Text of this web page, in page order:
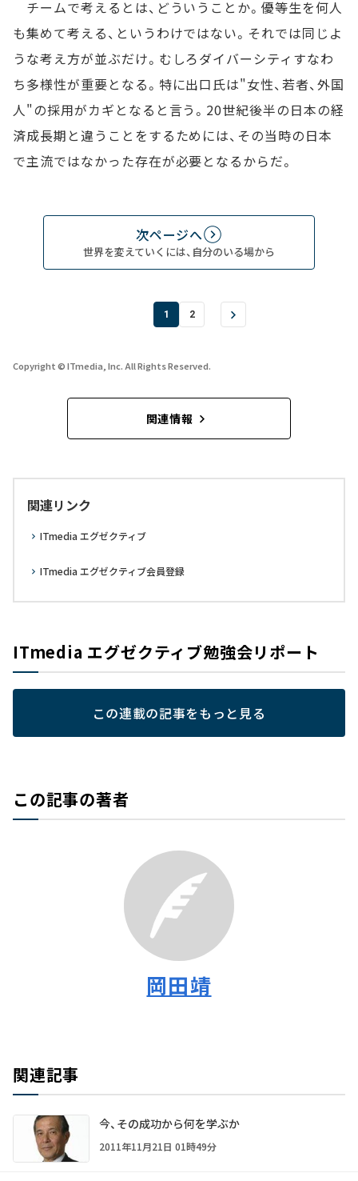
チームで考えるとは、どういうことか。優等生を何人
も集めて考える、というわけではない。それでは同じよ
うな考え方が並ぶだけ。むしろダイバーシティすなわ
ち多様性が重要となる。特に出口氏は"女性、若者、外国
人"の採用がカギとなると言う。20世紀後半の日本の経
済成長期と違うことをするためには、その当時の日本
で主流ではなかった存在が必要となるからだ。
次ページへ
世界を変えていくには、自分のいる場から
1 2
Copyright © ITmedia, Inc. All Rights Reserved.
関連情報
関連リンク
ITmedia エグゼクティブ
ITmedia エグゼクティブ会員登録
ITmedia エグゼクティブ勉強会リポート
この連載の記事をもっと見る
この記事の著者
岡田靖
関連記事
今、その成功から何を学ぶか
2011年11月21日 01時49分